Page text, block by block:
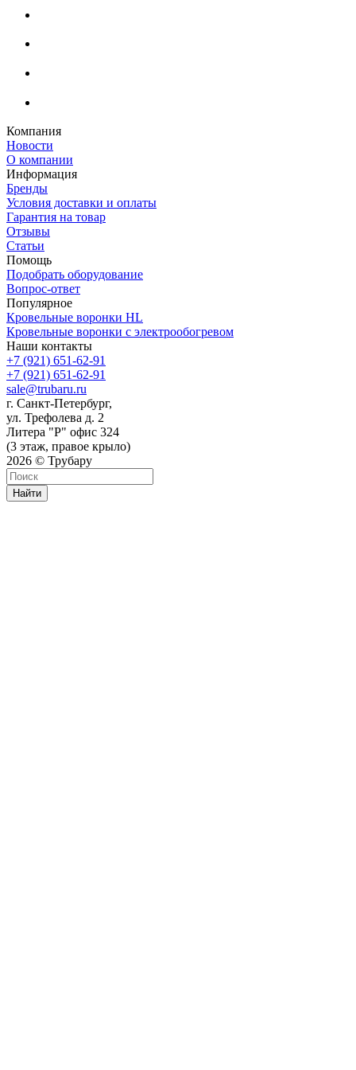
Компания
Новости
О компании
Информация
Бренды
Условия доставки и оплаты
Гарантия на товар
Отзывы
Статьи
Помощь
Подобрать оборудование
Вопрос-ответ
Популярное
Кровельные воронки HL
Кровельные воронки с электрообогревом
Наши контакты
+7 (921) 651-62-91
+7 (921) 651-62-91
sale@trubaru.ru
г. Санкт-Петербург,
ул. Трефолева д. 2
Литера "Р" офис 324
(3 этаж, правое крыло)
2026 © Трубару
Найти